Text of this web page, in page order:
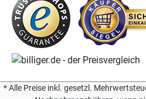
* Alle Preise inkl. gesetzl.